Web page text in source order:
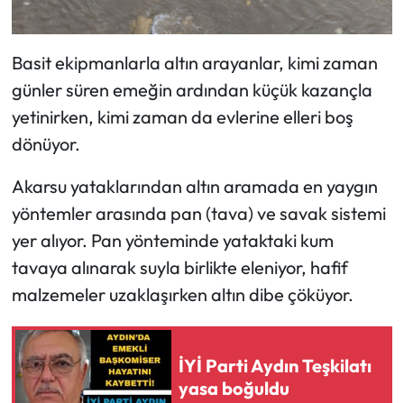
Basit ekipmanlarla altın arayanlar, kimi zaman
günler süren emeğin ardından küçük kazançla
yetinirken, kimi zaman da evlerine elleri boş
dönüyor.
Akarsu yataklarından altın aramada en yaygın
yöntemler arasında pan (tava) ve savak sistemi
yer alıyor. Pan yönteminde yataktaki kum
tavaya alınarak suyla birlikte eleniyor, hafif
malzemeler uzaklaşırken altın dibe çöküyor.
İYİ Parti Aydın Teşkilatı
yasa boğuldu